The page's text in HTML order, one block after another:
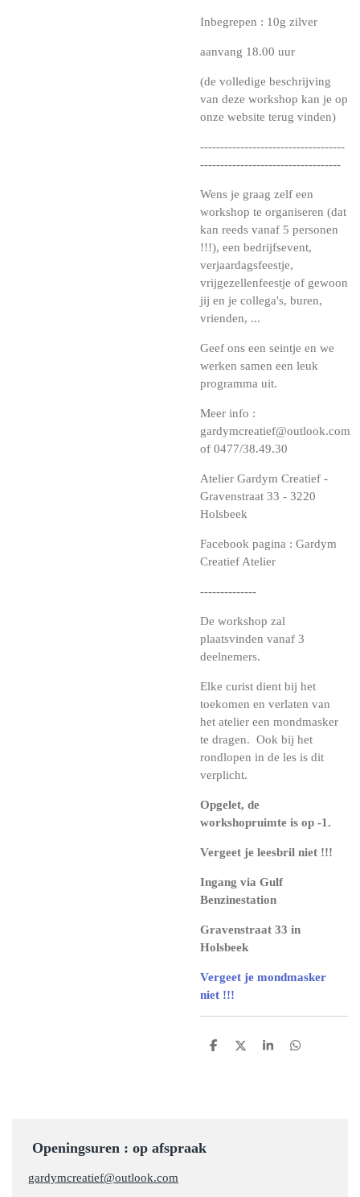
Inbegrepen : 10g zilver
aanvang 18.00 uur
(de volledige beschrijving
van deze workshop kan je op
onze website terug vinden)
------------------------------------
-----------------------------------
Wens je graag zelf een
workshop te organiseren (dat
kan reeds vanaf 5 personen
!!!), een bedrijfsevent,
verjaardagsfeestje,
vrijgezellenfeestje of gewoon
jij en je collega's, buren,
vrienden, ...
Geef ons een seintje en we
werken samen een leuk
programma uit.
Meer info :
gardymcreatief@outlook.com
of 0477/38.49.30
Atelier Gardym Creatief -
Gravenstraat 33 - 3220
Holsbeek
Facebook pagina : Gardym
Creatief Atelier
--------------
De workshop zal
plaatsvinden vanaf 3
deelnemers.
Elke curist dient bij het
toekomen en verlaten van
het atelier een mondmasker
te dragen. Ook bij het
rondlopen in de les is dit
verplicht.
Opgelet, de
workshopruimte is op -1.
Vergeet je leesbril niet !!!
Ingang via Gulf
Benzinestation
Gravenstraat 33 in
Holsbeek
Vergeet je mondmasker
niet !!!
D
D
S
D
Openingsuren : op afspraak
gardymcreatief@outlook.com